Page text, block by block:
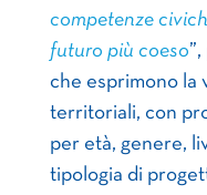
competenze
futuro più coeso
che esprimono la
territoriali, con
per età, genere,
tipologia di